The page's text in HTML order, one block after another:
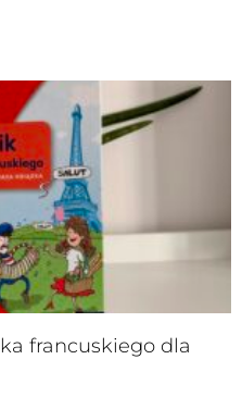
francuskiego dla